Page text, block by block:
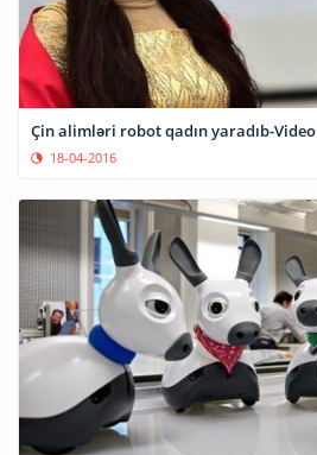
Çin alimləri robot qadın yaradıb-Video
18-04-2016